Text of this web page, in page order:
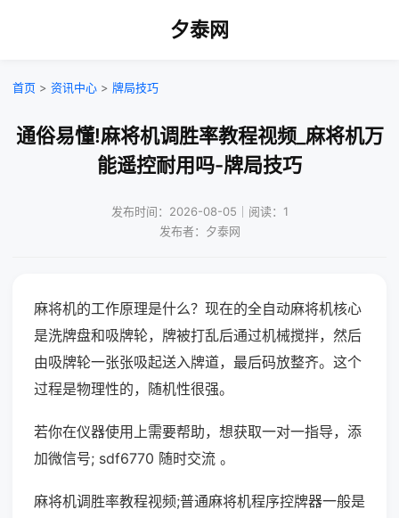
夕泰网
首页 > 资讯中心 > 牌局技巧
通俗易懂!麻将机调胜率教程视频_麻将机万
能遥控耐用吗-牌局技巧
发布时间：2026-08-05｜阅读：1
发布者：夕泰网
麻将机的工作原理是什么？现在的全自动麻将机核心
是洗牌盘和吸牌轮，牌被打乱后通过机械搅拌，然后
由吸牌轮一张张吸起送入牌道，最后码放整齐。这个
过程是物理性的，随机性很强。
若你在仪器使用上需要帮助，想获取一对一指导，添
加微信号; sdf6770 随时交流 。
麻将机调胜率教程视频;普通麻将机程序控牌器一般是